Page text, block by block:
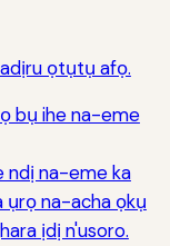
ọtụtụ afọ.
bụ ihe na-eme
ndị na-eme ka
ụrọ na-acha ọkụ
ịdị n'usoro.